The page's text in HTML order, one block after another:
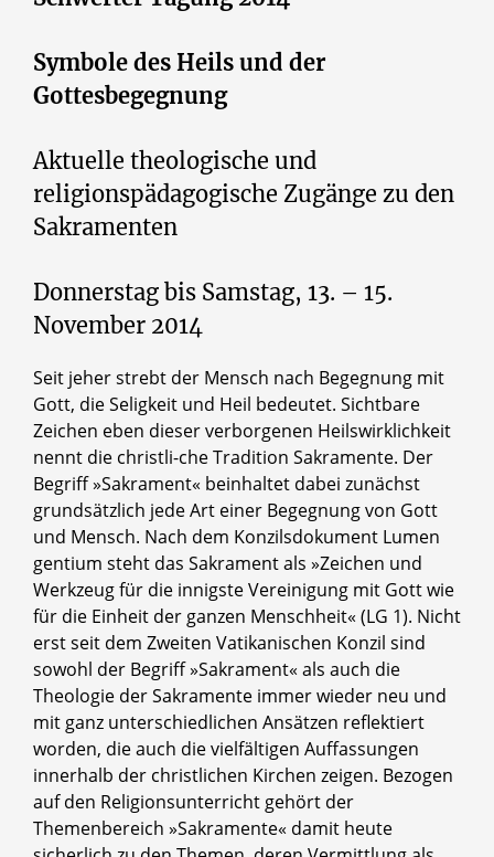
Symbole des Heils und der
Gottesbegegnung
Aktuelle theologische und
religionspädagogische Zugänge zu den
Sakramenten
Donnerstag bis Samstag, 13. – 15.
November 2014
Seit jeher strebt der Mensch nach Begegnung mit
Gott, die Seligkeit und Heil bedeutet. Sichtbare
Zeichen eben dieser verborgenen Heilswirklichkeit
nennt die christli-che Tradition Sakramente. Der
Begriff »Sakrament« beinhaltet dabei zunächst
grundsätzlich jede Art einer Begegnung von Gott
und Mensch. Nach dem Konzilsdokument Lumen
gentium steht das Sakrament als »Zeichen und
Werkzeug für die innigste Vereinigung mit Gott wie
für die Einheit der ganzen Menschheit« (LG 1). Nicht
erst seit dem Zweiten Vatikanischen Konzil sind
sowohl der Begriff »Sakrament« als auch die
Theologie der Sakramente immer wieder neu und
mit ganz unterschiedlichen Ansätzen reflektiert
worden, die auch die vielfältigen Auffassungen
innerhalb der christlichen Kirchen zeigen. Bezogen
auf den Religionsunterricht gehört der
Themenbereich »Sakramente« damit heute